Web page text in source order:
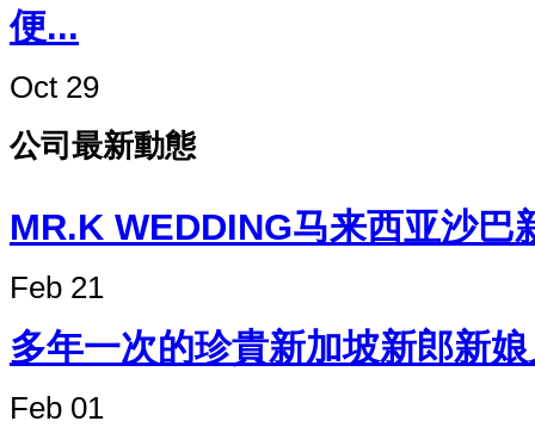
便...
Oct 29
公司最新動態
MR.K WEDDING马来西亚
Feb 21
多年一次的珍貴新加坡新郎新
Feb 01